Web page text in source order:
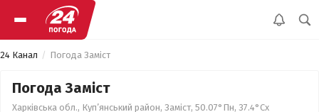
24 Канал Погода Заміст
Погода Заміст
Харківська обл., Куп’янський район, Заміст, 50.07°Пн, 37.4°Сх